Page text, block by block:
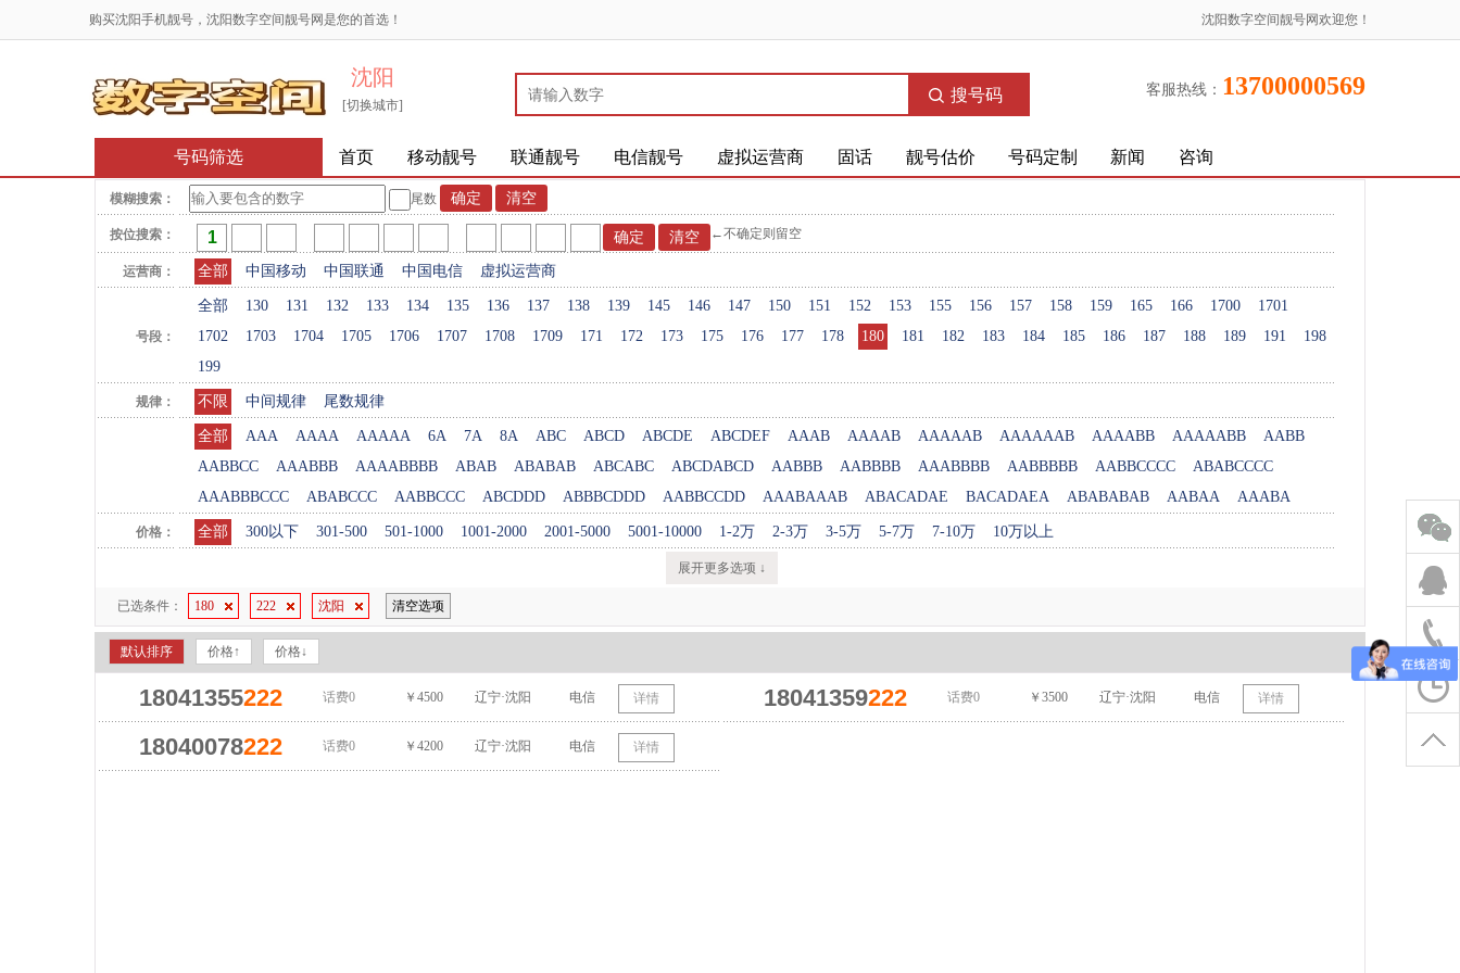
沈阳数字空间靓号网欢迎您！
购买沈阳手机靓号，沈阳数字空间靓号网是您的首选！
沈阳
[切换城市]
搜号码 客服热线： 13700000569
号码筛选 首页 移动靓号 联通靓号 电信靓号 虚拟运营商 固话 靓号估价 号码定制 新闻 咨询
模糊搜索： 尾数
按位搜索： ←不确定则留空
运营商： 全部 中国移动 中国联通 中国电信 虚拟运营商
号段：
全部 130 131 132 133 134 135 136 137 138 139 145 146 147 150 151 152 153 155 156 157 158 159 165 166 1700
1701
1702
1703 1704 1705 1706 1707 1708 1709 171 172 173 175 176 177 178 180 181 182 183 184 185 186 187 188 189 191
198
199
规律： 不限 中间规律 尾数规律
全部 AAA AAAA AAAAA 6A 7A 8A ABC ABCD ABCDE ABCDEF AAAB AAAAB AAAAAB AAAAAAB AAAABB AAAAABB
AABB
AABBCC
AAABBB AAAABBBB ABAB ABABAB ABCABC ABCDABCD AABBB AABBBB AAABBBB AABBBBB AABBCCCC
ABABCCCC
AAABBBCCC
ABABCCC AABBCCC ABCDDD ABBBCDDD AABBCCDD AAABAAAB ABACADAE BACADAEA ABABABAB AABAA AAABA
价格： 全部 300以下 301-500 501-1000 1001-2000 2001-5000 5001-10000 1-2万 2-3万 3-5万 5-7万 7-10万 10万以上
展开更多选项 ↓
已选条件： 180 222 沈阳 清空选项
默认排序 价格↑ 价格↓
18041355222 话费0 ￥4500 辽宁·沈阳 电信 详情 18041359222 话费0 ￥3500 辽宁·沈阳 电信 详情
18040078222 话费0 ￥4200 辽宁·沈阳 电信 详情